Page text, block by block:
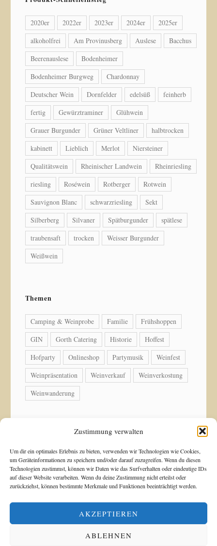
Zustimmung verwalten
Um dir ein optimales Erlebnis zu bieten, verwenden wir Technologien wie Cookies,
um Geräteinformationen zu speichern und/oder darauf zuzugreifen. Wenn du diesen
Technologien zustimmst, können wir Daten wie das Surfverhalten oder eindeutige IDs
auf dieser Website verarbeiten. Wenn du deine Zustimmung nicht erteilst oder
zurückziehst, können bestimmte Merkmale und Funktionen beeinträchtigt werden.
AKZEPTIEREN
ABLEHNEN
2020er 2022er 2023er 2024er
2025er
alkoholfrei
Am Provinusberg Auslese
Bacchus
Beerenauslese
Bodenheimer
Bodenheimer Burgweg
Chardonnay
Deutscher Wein
Dornfelder edelsüß
feinherb
fertig
Gewürztraminer
Glühwein
Grauer Burgunder
Grüner Veltliner
halbtrocken
kabinett
Lieblich Merlot
Niersteiner
Qualitätswein
Rheinischer Landwein
Rheinriesling
riesling
Roséwein Rotberger
Rotwein
Sauvignon Blanc
schwarzriesling
Sekt
Silberberg
Silvaner Spätburgunder
spätlese
traubensaft
trocken
Weisser Burgunder
Weißwein
Themen
Camping & Weinprobe Familie
Frühshoppen
GIN
Gorth Catering Historie
Hoffest
Hofparty
Onlineshop Partymusik
Weinfest
Weinpräsentation
Weinverkauf
Weinverkostung
Weinwanderung
© Copyright 2026 Weingut Acker-Holdenried. Alle
Rechte vorbehalten.
Alle Preise inkl. der gesetzlichen MwSt.